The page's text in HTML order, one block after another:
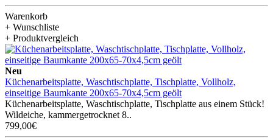
Warenkorb
+ Wunschliste
+ Produktvergleich
Neu
Küchenarbeitsplatte, Waschtischplatte, Tischplatte, Vollholz,
einseitige Baumkante 200x65-70x4,5cm geölt
Küchenarbeitsplatte, Waschtischplatte, Tischplatte aus einem Stück!
Wildeiche, kammergetrocknet 8..
799,00€